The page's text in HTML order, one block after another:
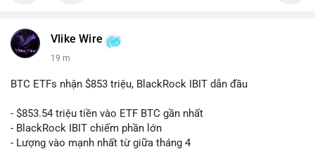
Vlike Wire
19 m
BTC ETFs nhận $853 triệu, BlackRock IBIT dẫn đầu
- $853.54 triệu tiền vào ETF BTC gần nhất
- BlackRock IBIT chiếm phần lớn
- Lượng vào mạnh nhất từ giữa tháng 4